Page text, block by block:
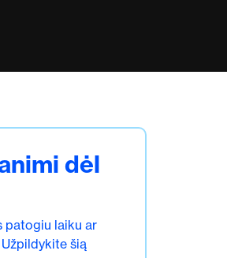
dėl
patogiu laiku ar
šią